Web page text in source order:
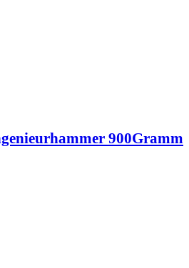
900Gramm